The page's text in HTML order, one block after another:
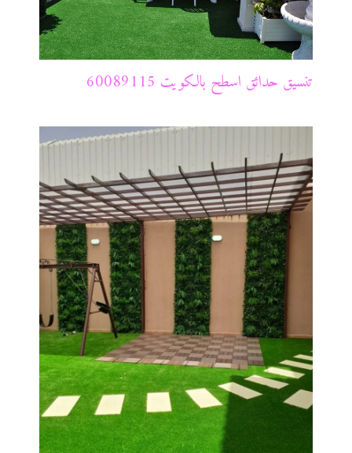
تنسيق حدائق اسطح بالكويت 60089115